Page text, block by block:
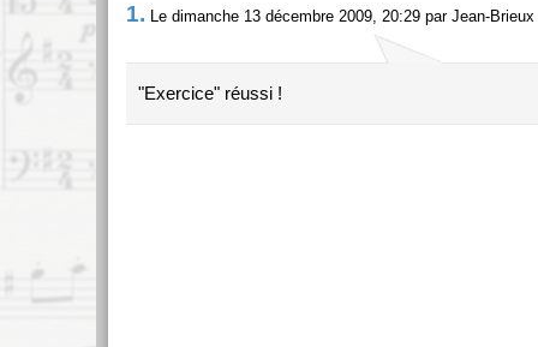
1. Le dimanche 13 décembre 2009, 20:29 par Jean-Brieux
"Exercice" réussi !